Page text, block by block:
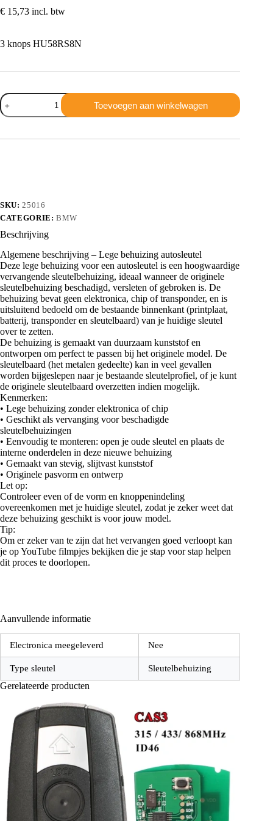
€ 15,73 incl. btw
3 knops HU58RS8N
BMW
3
knops
aantal
Toevoegen aan winkelwagen
SKU:25016
CATEGORIE:BMW
Beschrijving
Algemene beschrijving – Lege behuizing autosleutel
Deze lege behuizing voor een autosleutel is een hoogwaardige
vervangende sleutelbehuizing, ideaal wanneer de originele
sleutelbehuizing beschadigd, versleten of gebroken is. De
behuizing bevat geen elektronica, chip of transponder, en is
uitsluitend bedoeld om de bestaande binnenkant (printplaat,
batterij, transponder en sleutelbaard) van je huidige sleutel
over te zetten.
De behuizing is gemaakt van duurzaam kunststof en
ontworpen om perfect te passen bij het originele model. De
sleutelbaard (het metalen gedeelte) kan in veel gevallen
worden bijgeslepen naar je bestaande sleutelprofiel, of je kunt
de originele sleutelbaard overzetten indien mogelijk.
Kenmerken:
• Lege behuizing zonder elektronica of chip
• Geschikt als vervanging voor beschadigde
sleutelbehuizingen
• Eenvoudig te monteren: open je oude sleutel en plaats de
interne onderdelen in deze nieuwe behuizing
• Gemaakt van stevig, slijtvast kunststof
• Originele pasvorm en ontwerp
Let op:
Controleer even of de vorm en knoppenindeling
overeenkomen met je huidige sleutel, zodat je zeker weet dat
deze behuizing geschikt is voor jouw model.
Tip:
Om er zeker van te zijn dat het vervangen goed verloopt kan
je op YouTube filmpjes bekijken die je stap voor stap helpen
dit proces te doorlopen.
Aanvullende informatie
Electronica meegeleverd Nee
Type sleutel Sleutelbehuizing
Gerelateerde producten